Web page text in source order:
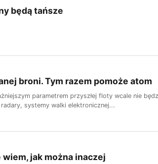
będą tańsze
broni. Tym razem pomoże atom
parametrem przyszłej floty wcale nie
systemy walki elektronicznej...
jak można inaczej